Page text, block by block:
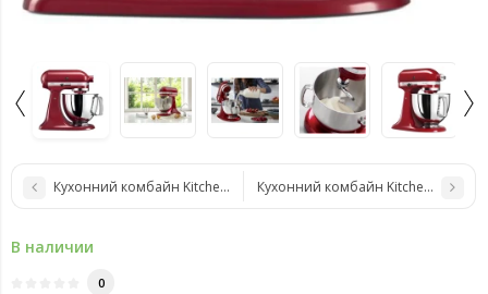
Кухонний комбайн KitchenAid 5KFP1319EOBКухонний комбайн KitchenAid
В наличии
0